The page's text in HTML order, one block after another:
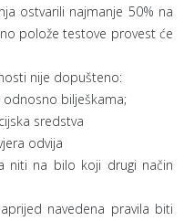
ostvarili najmanje 50% na
polože testove provest će
nije dopušteno:
bilješkama;
sredstva
odvija
niti na bilo koji drugi način
navedena pravila biti